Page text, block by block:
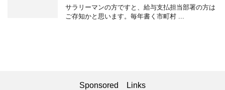
サラリーマンの方ですと、給与支払担当部署の方は
ご存知かと思います。毎年書く市町村 ...
Sponsored Links